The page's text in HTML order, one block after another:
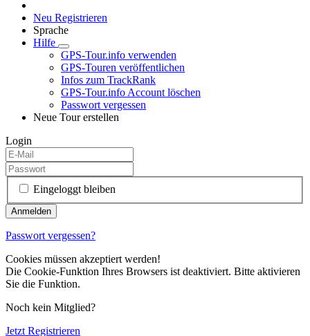
Neu Registrieren
Sprache
Hilfe
GPS-Tour.info verwenden
GPS-Touren veröffentlichen
Infos zum TrackRank
GPS-Tour.info Account löschen
Passwort vergessen
Neue Tour erstellen
Login
Eingeloggt bleiben
Passwort vergessen?
Cookies müssen akzeptiert werden!
Die Cookie-Funktion Ihres Browsers ist deaktiviert. Bitte aktivieren
Sie die Funktion.
Noch kein Mitglied?
Jetzt Registrieren